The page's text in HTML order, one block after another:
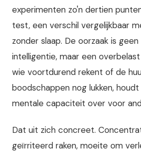
experimenten zo'n dertien
test, een verschil vergelijkbaar
zonder slaap. De oorzaak is
intelligentie, maar een
wie voortdurend rekent of de
boodschappen nog lukken,
mentale capaciteit over voor
Dat uit zich concreet.
geïrriteerd raken, moeite om